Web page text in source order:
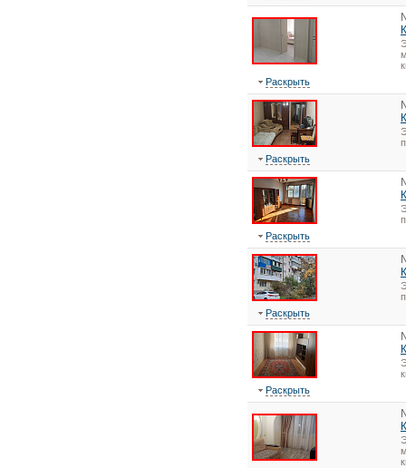
Раскрыть
Раскрыть
Раскрыть
Раскрыть
Раскрыть